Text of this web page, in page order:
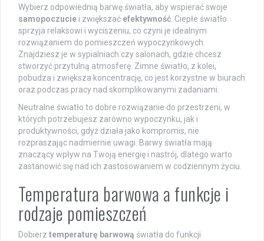
Wybierz odpowiednią barwę światła, aby wspierać swoje
samopoczucie i zwiększać efektywność . Ciepłe światło
sprzyja relaksowi i wyciszeniu, co czyni je idealnym
rozwiązaniem do pomieszczeń wypoczynkowych.
Znajdziesz je w sypialniach czy salonach, gdzie chcesz
stworzyć przytulną atmosferę. Zimne światło, z kolei,
pobudza i zwiększa koncentrację, co jest korzystne w biurach
oraz podczas pracy nad skomplikowanymi zadaniami.
Neutralne światło to dobre rozwiązanie do przestrzeni, w
których potrzebujesz zarówno wypoczynku, jak i
produktywności, gdyż działa jako kompromis, nie
rozpraszając nadmiernie uwagi. Barwy światła mają
znaczący wpływ na Twoją energię i nastrój, dlatego warto
zastanowić się nad ich zastosowaniem w codziennym życiu.
Temperatura barwowa a funkcje i
rodzaje pomieszczeń
Dobierz temperaturę barwową światła do funkcji